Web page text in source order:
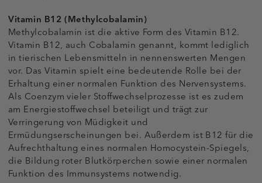
Vitamin B12 (Methylcobalamin)
Methylcobalamin ist die aktive Form des Vitamin B12.
Vitamin B12, auch Cobalamin genannt, kommt lediglich
in tierischen Lebensmitteln in nennenswerten Mengen
vor. Das Vitamin spielt eine bedeutende Rolle bei der
Erhaltung einer normalen Funktion des Nervensystems.
Als Coenzym vieler Stoffwechselprozesse ist es zudem
am Energiestoffwechsel beteiligt und trägt zur
Verringerung von Müdigkeit und
Ermüdungserscheinungen bei. Außerdem ist B12 für die
Aufrechthaltung eines normalen Homocystein-Spiegels,
die Bildung roter Blutkörperchen sowie einer normalen
Funktion des Immunsystems notwendig.